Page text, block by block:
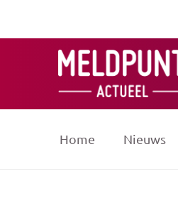
Home Nieuws